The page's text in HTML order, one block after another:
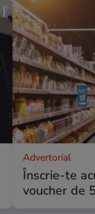
Advertorial
Înscrie-te
voucher de